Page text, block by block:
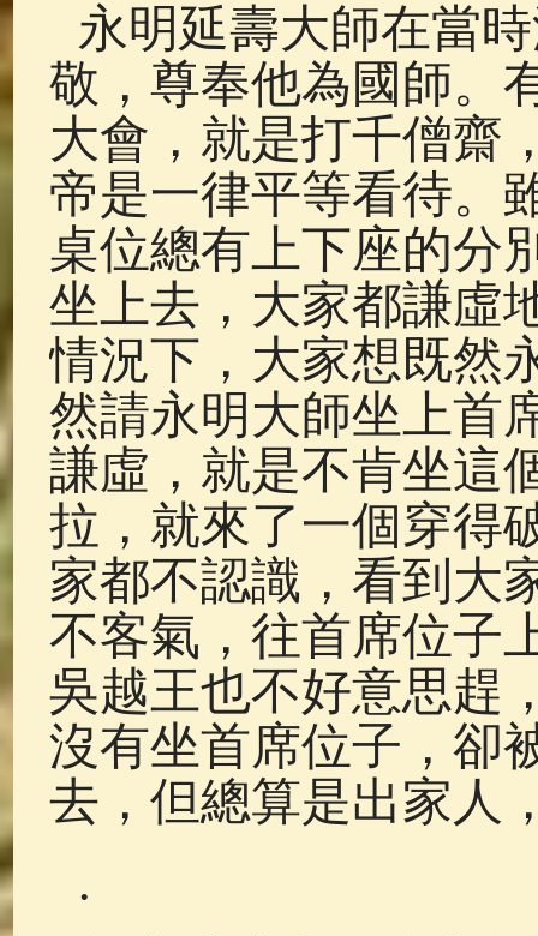
永明延壽大師在當
敬，尊奉他為國師。
大會，就是打千僧齋
帝是一律平等看待。
桌位總有上下座的分
坐上去，大家都謙虛
情況下，大家想既然
然請永明大師坐上首
謙虛，就是不肯坐這
拉，就來了一個穿得
家都不認識，看到大
不客氣，往首席位子
吳越王也不好意思趕
沒有坐首席位子，卻
去，但總算是出家人
.